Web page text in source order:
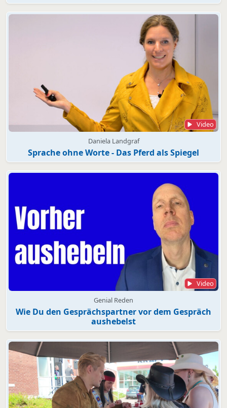
Video
Daniela Landgraf
Sprache ohne Worte - Das Pferd als Spiegel
Video
Genial Reden
Wie Du den Gesprächspartner vor dem Gespräch
aushebelst